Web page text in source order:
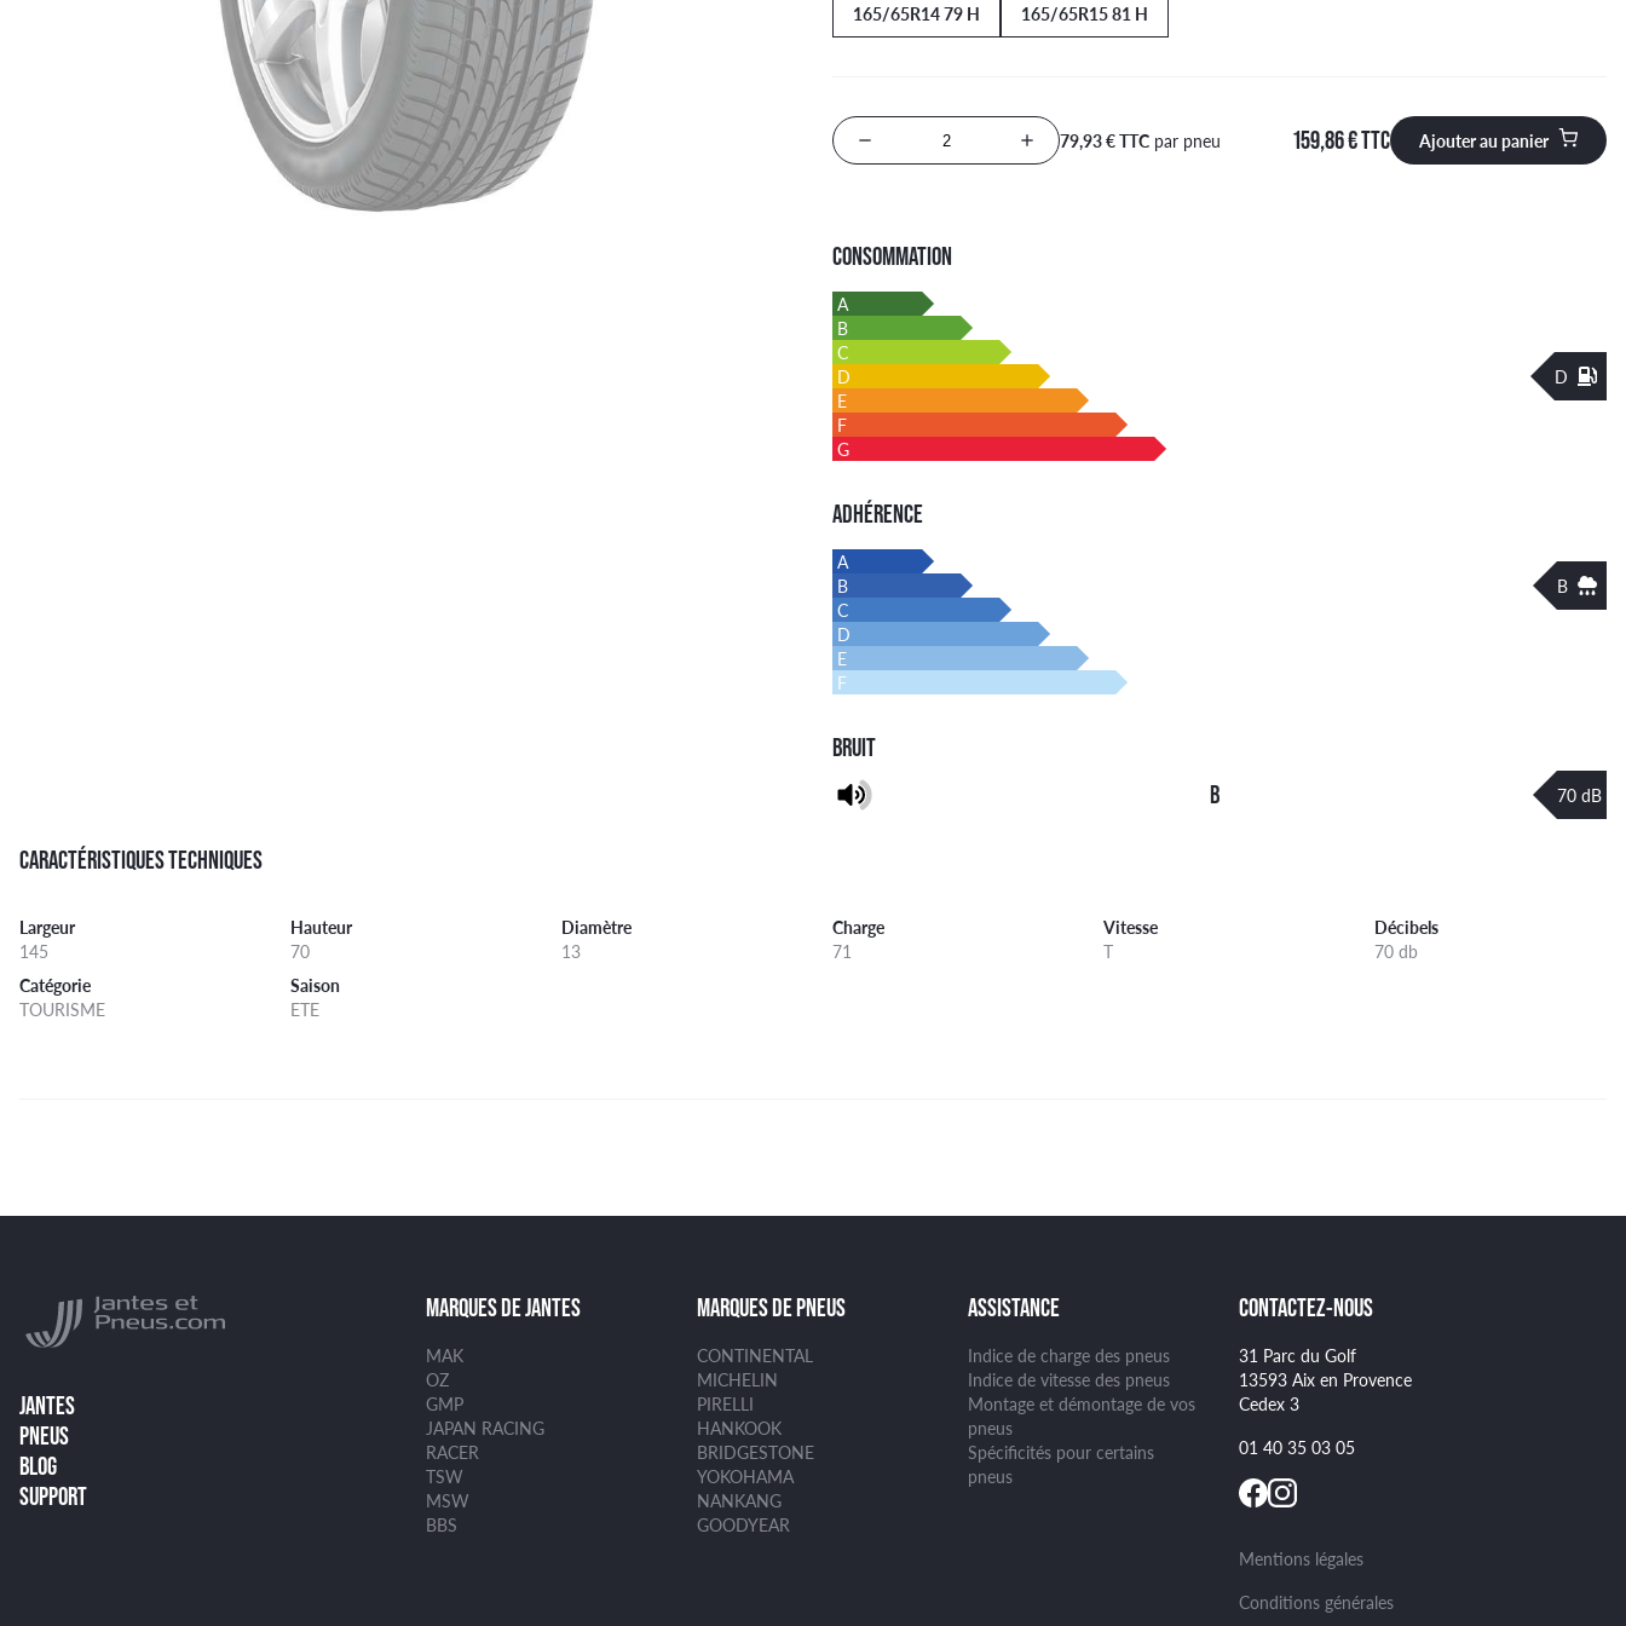
165/65R14 79 H
165/65R15 81 H
Nombre de produits à ajouter au panier
79,93 € TTC par pneu 159,86 € TTC Ajouter au panier
CONSOMMATION
A
B
C
D
D
E
F
G
ADHÉRENCE
A
B
B
C
D
E
F
BRUIT
B
70 dB
CARACTÉRISTIQUES TECHNIQUES
Largeur
145
Hauteur
70
Diamètre
13
Charge
71
Vitesse
T
Décibels
70 db
Catégorie
TOURISME
Saison
ETE
JANTES
PNEUS
BLOG
SUPPORT
MARQUES DE JANTES
MAK
OZ
GMP
JAPAN RACING
RACER
TSW
MSW
BBS
MARQUES DE PNEUS
CONTINENTAL
MICHELIN
PIRELLI
HANKOOK
BRIDGESTONE
YOKOHAMA
NANKANG
GOODYEAR
ASSISTANCE
Indice de charge des pneus
Indice de vitesse des pneus
Montage et démontage de vos
pneus
Spécificités pour certains
pneus
CONTACTEZ-NOUS
31 Parc du Golf
13593 Aix en Provence
Cedex 3
01 40 35 03 05
Mentions légales
Conditions générales